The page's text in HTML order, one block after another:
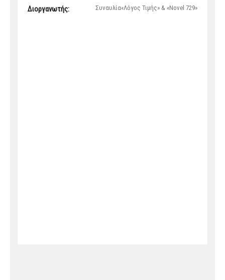
Διοργανωτής: Συναυλία«Λόγος Τιμής» & «Novel 729»